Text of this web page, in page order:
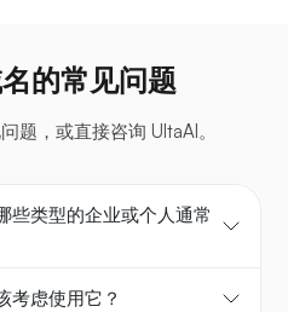
的常见问题
题，或直接咨询 UltaAI。
些类型的企业或个人通常
考虑使用它？